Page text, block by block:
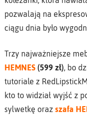
pozwalają na
ciągu dnia było
Trzy najważniejsze
HEMNES (599 zł), bo
tutoriale z
kto to widział wyjść z
sylwetkę oraz szafa